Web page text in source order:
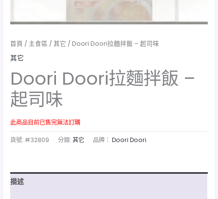
首頁 / 主食區 /其它 / Doori Doori拉麵拌飯 – 起司味
其它
Doori Doori拉麵拌飯 –
起司味
此商品目前已售完無法訂購
貨號: #32809 分類:其它 品牌：Doori Doori
描述